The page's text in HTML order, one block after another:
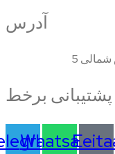
آدرس
5
پشتیبانی برخط
Whatsapp